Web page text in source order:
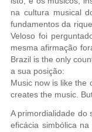
na cultura musical
fundamentos da
Veloso foi
mesma afirmação
Brazil is the only
a sua posição:
Music now is like the
creates the music.
A primordialidade do
eficácia simbólica